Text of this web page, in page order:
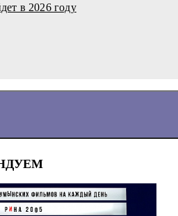
в 2026 году